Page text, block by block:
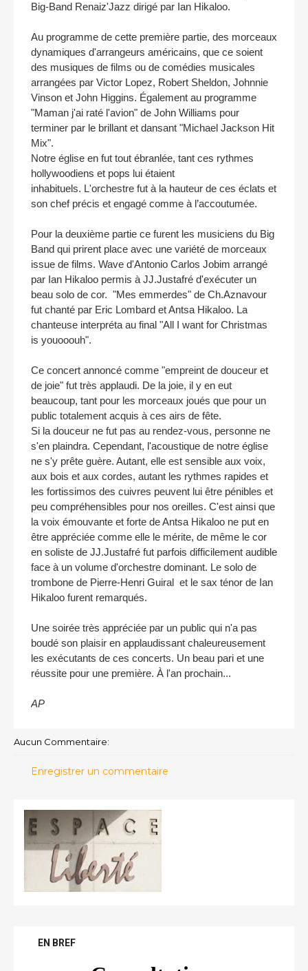
Big-Band Renaiz'Jazz dirigé par Ian Hikaloo.
Au programme de cette première partie, des morceaux
dynamiques d'arrangeurs américains, que ce soient
des musiques de films ou de comédies musicales
arrangées par Victor Lopez, Robert Sheldon, Johnnie
Vinson et John Higgins. Également au programme
"Maman j'ai raté l'avion" de John Williams pour
terminer par le brillant et dansant "Michael Jackson Hit
Mix".
Notre église en fut tout ébranlée, tant ces rythmes
hollywoodiens et pops lui étaient
inhabituels. L'orchestre fut à la hauteur de ces éclats et
son chef précis et engagé comme à l’accoutumée.
Pour la deuxième partie ce furent les musiciens du Big
Band qui prirent place avec une variété de morceaux
issue de films. Wave d'Antonio Carlos Jobim arrangé
par Ian Hikaloo permis à JJ.Justafré d'exécuter un
beau solo de cor. "Mes emmerdes" de Ch.Aznavour
fut chanté par Eric Lombard et Antsa Hikaloo. La
chanteuse interpréta au final "All I want for Christmas
is youooouh".
Ce concert annoncé comme "empreint de douceur et
de joie" fut très applaudi. De la joie, il y en eut
beaucoup, tant pour les morceaux joués que pour un
public totalement acquis à ces airs de fête.
Si la douceur ne fut pas au rendez-vous, personne ne
s'en plaindra. Cependant, l'acoustique de notre église
ne s'y prête guère. Autant, elle est sensible aux voix,
aux bois et aux cordes, autant les rythmes rapides et
les fortissimos des cuivres peuvent lui être pénibles et
peu compréhensibles pour nos oreilles. C'est ainsi que
la voix émouvante et forte de Antsa Hikaloo ne put en
être appréciée comme elle le mérite, de même le cor
en soliste de JJ.Justafré fut parfois difficilement audible
face à un volume d'orchestre dominant. Le solo de
trombone de Pierre-Henri Guiral et le sax ténor de Ian
Hikaloo furent remarqués.
Une soirée très appréciée par un public qui n'a pas
boudé son plaisir en applaudissant chaleureusement
les exécutants de ces concerts. Un beau pari et une
réussite pour une première. À l'an prochain...
AP
Aucun Commentaire:
Enregistrer un commentaire
EN BREF